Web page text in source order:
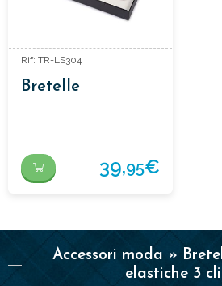
Accessori moda »
elastiche 3
Rif: TR-LS304
Bretelle
39,95€